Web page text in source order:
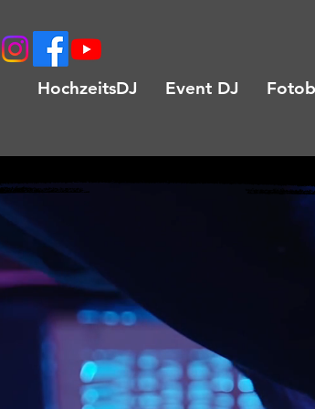
HochzeitsDJ Event DJ